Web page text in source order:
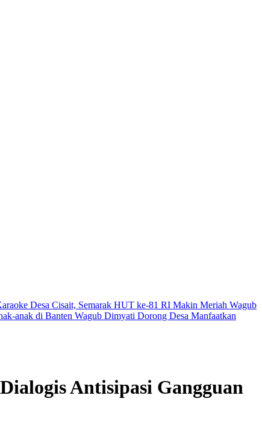
Desa Cisait, Semarak HUT ke-81 RI Makin Meriah Wagub
anak di Banten Wagub Dimyati Dorong Desa Manfaatkan
Antisipasi Gangguan